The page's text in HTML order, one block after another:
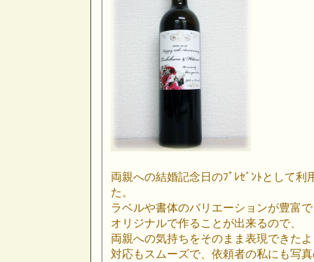
両親への結婚記念日のﾌﾟﾚｾﾞﾝﾄとして利
た。
ラベルや書体のバリエーションが豊富
オリジナルで作ることが出来るので、
両親への気持ちをそのまま表現できた
対応もスムーズで、依頼者の私にも写